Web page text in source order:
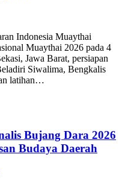
Indonesia Muaythai
Muaythai 2026 pada 4
Jawa Barat, persiapan
Siwalima, Bengkalis
latihan…
Bujang Dara 2026
Budaya Daerah